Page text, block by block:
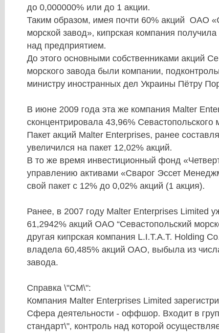
до 0,000000% или до 1 акции.
Таким образом, имея почти 60% акций ОАО
морской завод», кипрская компания
над предприятием.
До этого основными собственниками акций
морского завода были компании,
министру иностранных дел Украины Пётру
В июне 2009 года эта же компания Malter
сконцентрировала 43,96% Севастопольского
Пакет акций Malter Enterprises, ранее
увеличился на пакет 12,02% акций.
В то же время инвестиционный фонд
управлению активами «Сварог Эссет
свой пакет с 12% до 0,02% акций (1 акция).
Ранее, в 2007 году Malter Enterprises Limited
61,2942% акций ОАО “Севастопольский
другая кипрская компания L.I.T.A.T. Holding
владела 60,485% акций ОАО, выбыла из
завода.
Справка \"СМ\":
Компания Malter Enterprises Limited
Сфера деятельности - оффшор. Входит в
стандарт\", контроль над которой